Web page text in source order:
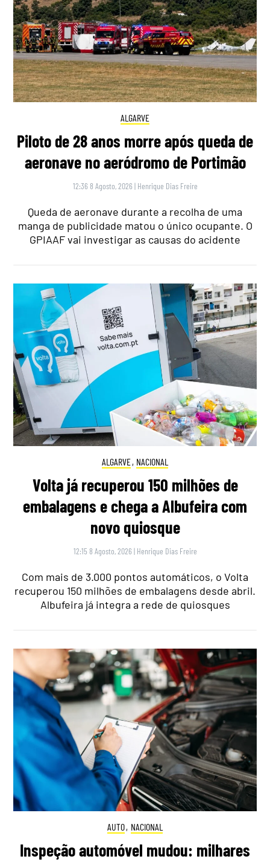
ALGARVE
Piloto de 28 anos morre após queda de
aeronave no aeródromo de Portimão
12:36 8 Agosto, 2026 | Henrique Dias Freire
Queda de aeronave durante a recolha de uma
manga de publicidade matou o único ocupante. O
GPIAAF vai investigar as causas do acidente
ALGARVE, NACIONAL
Volta já recuperou 150 milhões de
embalagens e chega a Albufeira com
novo quiosque
12:15 8 Agosto, 2026 | Henrique Dias Freire
Com mais de 3.000 pontos automáticos, o Volta
recuperou 150 milhões de embalagens desde abril.
Albufeira já integra a rede de quiosques
AUTO, NACIONAL
Inspeção automóvel mudou: milhares